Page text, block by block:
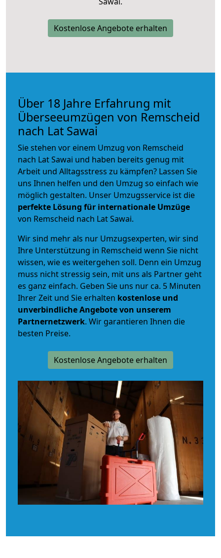
Kostenlose Angebote erhalten
Über 18 Jahre Erfahrung mit
Überseeumzügen von Remscheid
nach Lat Sawai
Sie stehen vor einem Umzug von Remscheid
nach Lat Sawai und haben bereits genug mit
Arbeit und Alltagsstress zu kämpfen? Lassen Sie
uns Ihnen helfen und den Umzug so einfach wie
möglich gestalten. Unser Umzugsservice ist die
perfekte Lösung für internationale Umzüge
von Remscheid nach Lat Sawai.
Wir sind mehr als nur Umzugsexperten, wir sind
Ihre Unterstützung in Remscheid wenn Sie nicht
wissen, wie es weitergehen soll. Denn ein Umzug
muss nicht stressig sein, mit uns als Partner geht
es ganz einfach. Geben Sie uns nur ca. 5 Minuten
Ihrer Zeit und Sie erhalten kostenlose und
unverbindlicheAngebote von unserem
Partnernetzwerk. Wir garantieren Ihnen die
besten Preise.
Kostenlose Angebote erhalten